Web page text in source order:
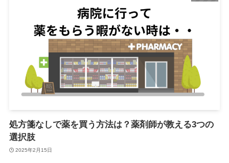
処方箋なしで薬を買う方法は？薬剤師が教える3つの
選択肢
2025年2月15日